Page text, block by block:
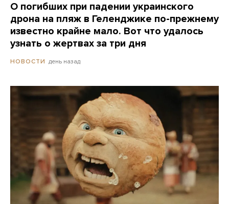
О погибших при падении украинского
дрона на пляж в Геленджике по-прежнему
известно крайне мало. Вот что удалось
узнать о жертвах за три дня
НОВОСТИ день назад